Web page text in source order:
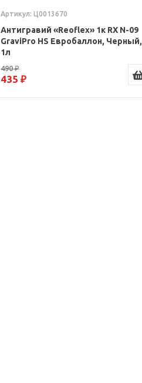
Артикул: Ц0013670
Антигравий «Reoflex» 1к RX N-09
GraviPro HS Евробаллон, Черный,
1л
490 ₽
435 ₽